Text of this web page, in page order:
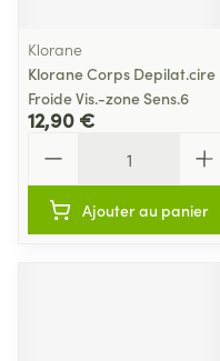
Klorane
Klorane Corps Depilat.cire
Froide Vis.-zone Sens.6
12,90 €
Ajouter au panier